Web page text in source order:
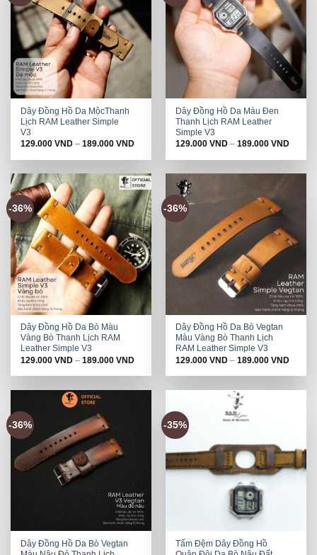
Dây Đồng Hồ Da MộcThanh
Lịch RAM Leather Simple
V3
129.000VND –189.000VND
Dây Đồng Hồ Da Màu Đen
Thanh Lịch RAM Leather
Simple V3
129.000VND –189.000VND
-36%
Dây Đồng Hồ Da Bò Màu
Vàng Bò Thanh Lịch RAM
Leather Simple V3
129.000VND –189.000VND
-36%
Dây Đồng Hồ Da Bò Vegtan
Màu Vàng Bò Thanh Lịch
RAM Leather Simple V3
129.000VND –189.000VND
-36%
Dây Đồng Hồ Da Bò Vegtan
-35%
Tấm Đệm Dây Đồng Hồ